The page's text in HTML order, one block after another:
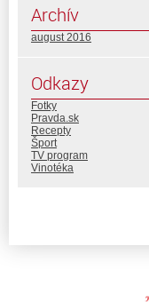
Archív
august 2016
Odkazy
Fotky
Pravda.sk
Recepty
Šport
TV program
Vinotéka